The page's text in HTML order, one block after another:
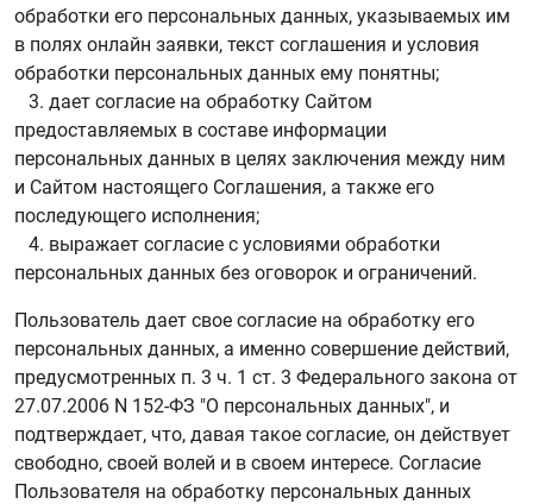
обработки его персональных данных, указываемых им
в полях онлайн заявки, текст соглашения и условия
обработки персональных данных ему понятны;
3. дает согласие на обработку Сайтом
предоставляемых в составе информации
персональных данных в целях заключения между ним
и Сайтом настоящего Соглашения, а также его
последующего исполнения;
4. выражает согласие с условиями обработки
персональных данных без оговорок и ограничений.
Пользователь дает свое согласие на обработку его
персональных данных, а именно совершение действий,
предусмотренных п. 3 ч. 1 ст. 3 Федерального закона от
27.07.2006 N 152-ФЗ "О персональных данных", и
подтверждает, что, давая такое согласие, он действует
свободно, своей волей и в своем интересе. Согласие
Пользователя на обработку персональных данных